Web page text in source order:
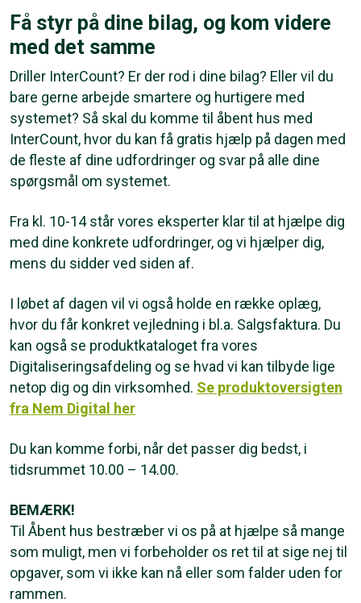
Få styr på dine bilag, og kom videre
med det samme
Driller InterCount? Er der rod i dine bilag? Eller vil du
bare gerne arbejde smartere og hurtigere med
systemet? Så skal du komme til åbent hus med
InterCount, hvor du kan få gratis hjælp på dagen med
de fleste af dine udfordringer og svar på alle dine
spørgsmål om systemet.
Fra kl. 10-14 står vores eksperter klar til at hjælpe dig
med dine konkrete udfordringer, og vi hjælper dig,
mens du sidder ved siden af.
I løbet af dagen vil vi også holde en række oplæg,
hvor du får konkret vejledning i bl.a. Salgsfaktura. Du
kan også se produktkataloget fra vores
Digitaliseringsafdeling og se hvad vi kan tilbyde lige
netop dig og din virksomhed. Se produktoversigten
fra Nem Digital her
Du kan komme forbi, når det passer dig bedst, i
tidsrummet 10.00 – 14.00.
BEMÆRK!
Til Åbent hus bestræber vi os på at hjælpe så mange
som muligt, men vi forbeholder os ret til at sige nej til
opgaver, som vi ikke kan nå eller som falder uden for
rammen.